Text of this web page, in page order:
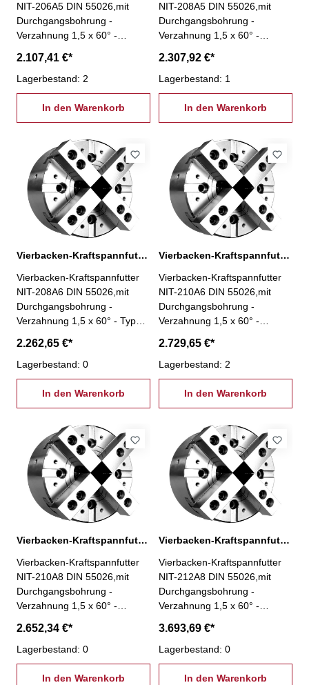
NIT-206A5 DIN 55026,mit
Durchgangsbohrung -
Verzahnung 1,5 x 60° -
Futterkörper aus Stahl - alle
Verschleißteile gehärtet und
geschliffen für hohe
Rundlaufgenauigkeit und
Langlebigkeit- Schmiernippel
Satz Grund- und weiche
Aufsatzbacken,
Befestigungsschrauben,
Zugrohradapterrohling
2.107,41 €*
Lagerbestand: 2
In den Warenkorb
NIT-208A5 DIN 55026,mit
Durchgangsbohrung -
Verzahnung 1,5 x 60° -
Futterkörper aus Stahl - alle
Verschleißteile gehärtet und
geschliffen für hohe
Rundlaufgenauigkeit und
Langlebigkeit- Schmiernippel
Satz Grund- und weiche
Aufsatzbacken,
Befestigungsschrauben,
Zugrohradapterrohling
2.307,92 €*
Lagerbestand: 1
In den Warenkorb
Vierbacken-Kraftspannfutter NIT-208A6 Ø 210 mm
Vierbacken-Kraftspannfutter
NIT-208A6 DIN 55026,mit
Durchgangsbohrung -
Verzahnung 1,5 x 60° - Typ
Futterkörper aus Stahl - alle
Verschleißteile gehärtet und
geschliffen für hohe
Rundlaufgenauigkeit und
Langlebigkeit- Schmiernippel
Satz Grund- und weiche
Aufsatzbacken,
Befestigungsschrauben,
Zugrohradapterrohling
2.262,65 €*
Lagerbestand: 0
In den Warenkorb
Vierbacken-Kraftspannfutter NIT-210A6 Ø 254 mm
Vierbacken-Kraftspannfutter
NIT-210A6 DIN 55026,mit
Durchgangsbohrung -
Verzahnung 1,5 x 60° -
Futterkörper aus Stahl - alle
Verschleißteile gehärtet und
geschliffen für hohe
Rundlaufgenauigkeit und
Langlebigkeit- Schmiernippel
Satz Grund- und weiche
Aufsatzbacken,
Befestigungsschrauben,
Zugrohradapterrohling
2.729,65 €*
Lagerbestand: 2
In den Warenkorb
Vierbacken-Kraftspannfutter NIT-210A8 Ø 254 mm
Vierbacken-Kraftspannfutter
NIT-210A8 DIN 55026,mit
Durchgangsbohrung -
Verzahnung 1,5 x 60° -
Futterkörper aus Stahl - alle
Verschleißteile gehärtet und
geschliffen für hohe
Rundlaufgenauigkeit und
2.652,34 €*
Lagerbestand: 0
In den Warenkorb
Vierbacken-Kraftspannfutter NIT-212A8 Ø 304 mm
Vierbacken-Kraftspannfutter
NIT-212A8 DIN 55026,mit
Durchgangsbohrung -
Verzahnung 1,5 x 60° -
Futterkörper aus Stahl - alle
Verschleißteile gehärtet und
geschliffen für hohe
Rundlaufgenauigkeit und
3.693,69 €*
Lagerbestand: 0
In den Warenkorb